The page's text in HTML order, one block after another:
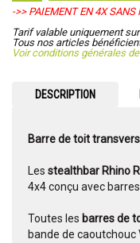
->> PAIEMENT EN 4X SANS
Tarif valable uniquement
Tous nos articles
Voir conditions générales
DESCRIPTION
Barre de toit
Les stealthbar Rhino
4x4 conçu avec
Toutes les barres de
bande de caoutchouc